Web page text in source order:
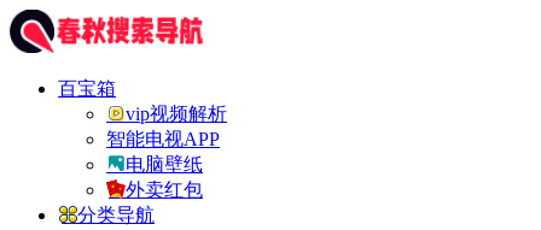
百宝箱
vip视频解析
智能电视APP
电脑壁纸
外卖红包
分类导航